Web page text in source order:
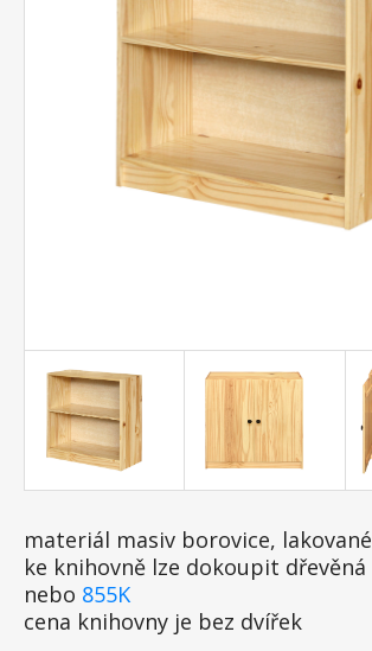
materiál masiv borovice,
ke knihovně lze dokoupit dřevěná
nebo 855K
cena knihovny je bez dvířek